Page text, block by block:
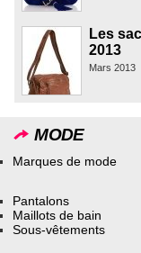
Les
2013
Mars 2013
MODE
Marques de mode
Pantalons
Maillots de bain
Sous-vêtements